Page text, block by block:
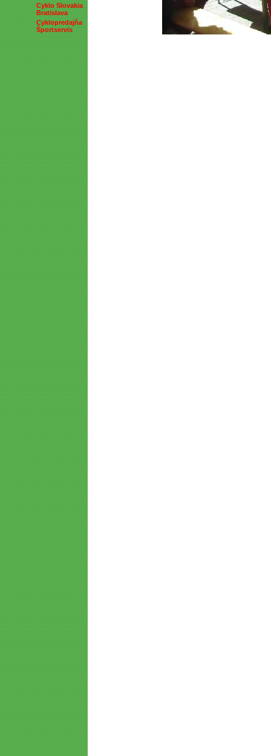
Cyklo Slovakia
Bratislava
Cyklopredajňa
Športservis